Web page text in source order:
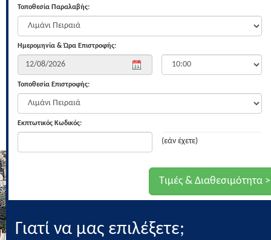
Τοποθεσία Παραλαβής:
Ημερομηνία & Ώρα Επιστροφής:
Τοποθεσία Επιστροφής:
Εκπτωτικός Κωδικός:
(εάν έχετε)
Γιατί να μας επιλέξετε;